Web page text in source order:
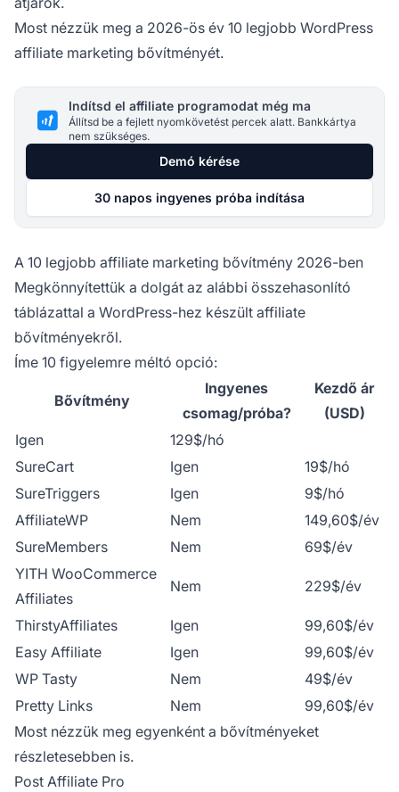
Most nézzük meg a 2026-ös év 10 legjobb WordPress
affiliate marketing bővítményét.
Indítsd el affiliate programodat még ma
Állítsd be a fejlett nyomkövetést percek alatt. Bankkártya
nem szükséges.
Demó kérése
30 napos ingyenes próba indítása
A 10 legjobb affiliate marketing bővítmény 2026-ben
Megkönnyítettük a dolgát az alábbi összehasonlító
táblázattal a WordPress-hez készült affiliate
bővítményekről.
Íme 10 figyelemre méltó opció:
Bővítmény
Ingyenes
csomag/próba?
Kezdő ár
(USD)
Igen
129$/hó
SureCart
Igen
19$/hó
SureTriggers
Igen
9$/hó
AffiliateWP
Nem
149,60$/év
SureMembers
Nem
69$/év
YITH WooCommerce
Affiliates
Nem 229$/év
ThirstyAffiliates Igen
99,60$/év
Easy Affiliate
Igen
99,60$/év
WP Tasty
Nem
49$/év
Pretty Links
Nem
99,60$/év
Most nézzük meg egyenként a bővítményeket
részletesebben is.
Post Affiliate Pro